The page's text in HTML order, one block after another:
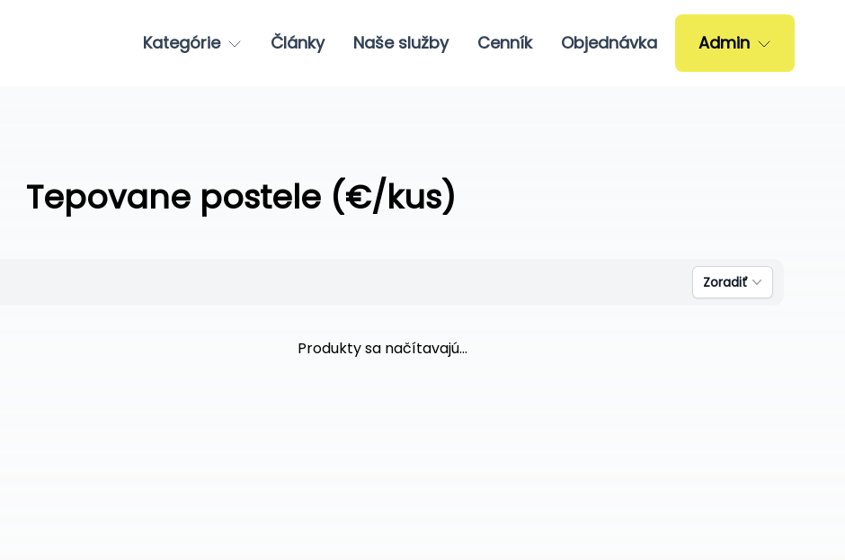
Kategórie Články Naše služby Cenník Objednávka Admin
Tepovane postele (€/kus)
Zoradiť
Produkty sa načítavajú...